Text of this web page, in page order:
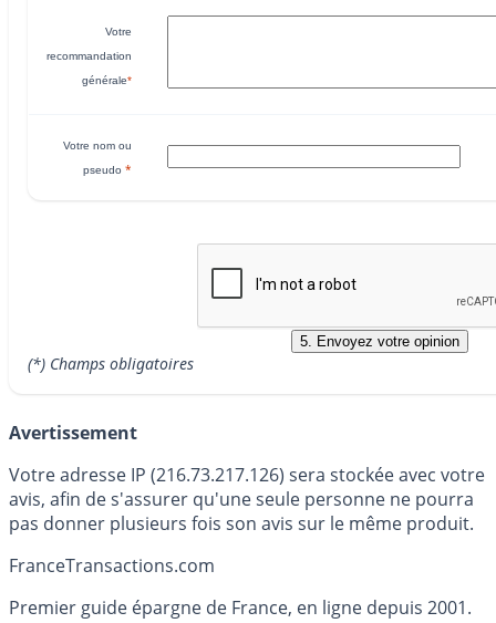
Votre
recommandation
générale*
Votre nom ou
pseudo *
(*) Champs obligatoires
Avertissement
Votre adresse IP (216.73.217.126) sera stockée avec votre
avis, afin de s'assurer qu'une seule personne ne pourra
pas donner plusieurs fois son avis sur le même produit.
FranceTransactions.com
Premier guide épargne de France, en ligne depuis 2001.